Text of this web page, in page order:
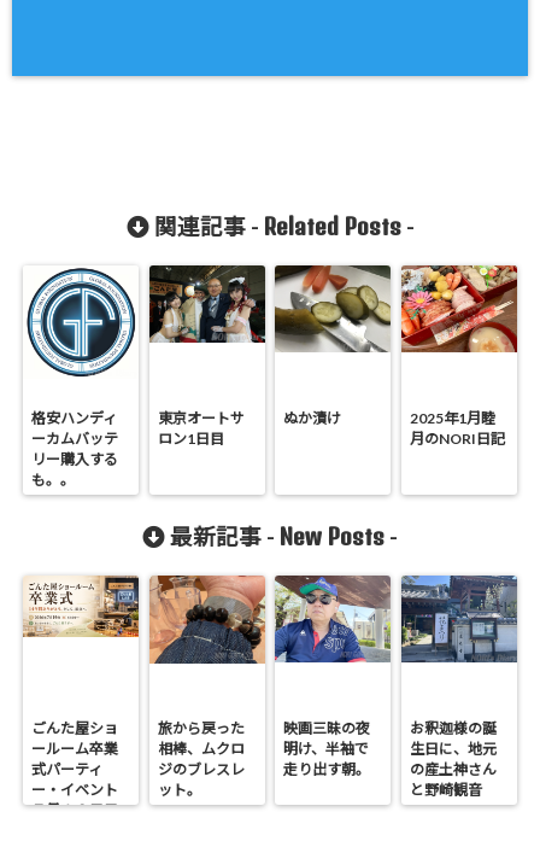
関連記事 - Related Posts-
格安ハンディ
ーカムバッテ
リー購入する
も。。
東京オートサ
ロン1日目
ぬか漬け
2025年1月睦
月のNORI日記
最新記事 - New Posts -
ごんた屋ショ
ールーム卒業
式パーティ
ー・イベント
７月１９日日
旅から戻った
相棒、ムクロ
ジのブレスレ
ット。
映画三昧の夜
明け、半袖で
走り出す朝。
お釈迦様の誕
生日に、地元
の産土神さん
と野崎観音
へ。